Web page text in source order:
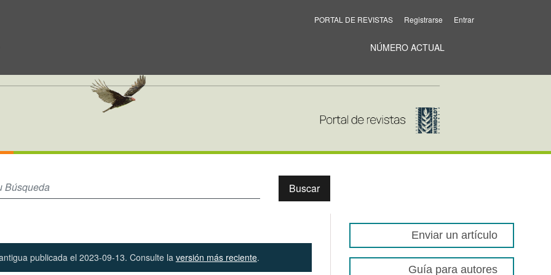
jurisdicciones de gestión en el Pacífico colombiano
NÚMERO ACTUAL
PORTAL DE REVISTAS Registrarse Entrar
Buscar
publicada el 2023-09-13. Consulte la versión más reciente.
Enviar un artículo
Guía para autores